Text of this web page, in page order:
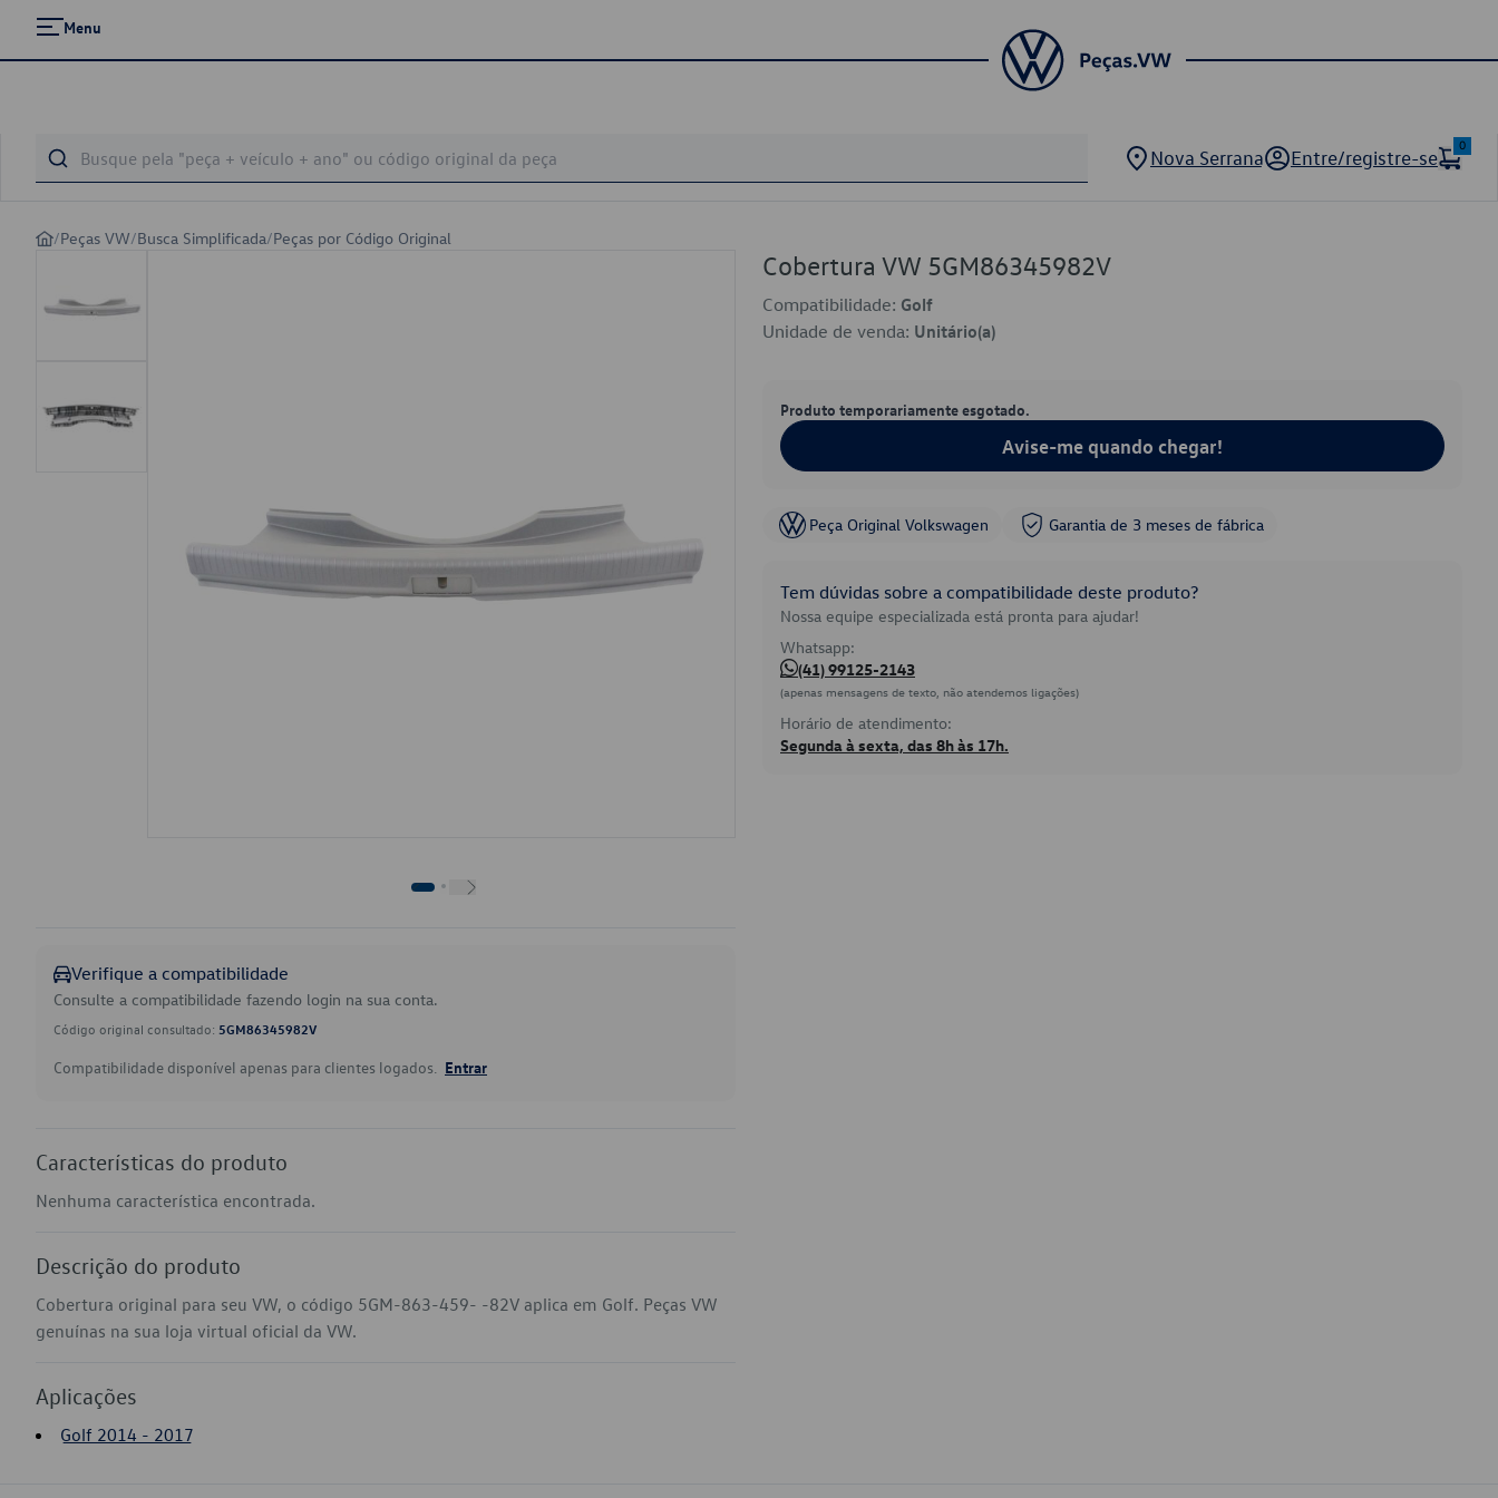
Menu
Nova Serrana Entre/registre-se
0
/Peças VW/Busca Simplificada/Peças por Código Original
Verifique a compatibilidade
Consulte a compatibilidade fazendo login na sua conta.
Código original consultado: 5GM86345982V
Compatibilidade disponível apenas para clientes logados. Entrar
Características do produto
Nenhuma característica encontrada.
Descrição do produto
Cobertura original para seu VW, o código 5GM-863-459- -82V aplica em Golf. Peças VW
genuínas na sua loja virtual oficial da VW.
Aplicações
Golf 2014 - 2017
Cobertura VW 5GM86345982V
Compatibilidade: Golf
Unidade de venda: Unitário(a)
Produto temporariamente esgotado.
Avise-me quando chegar!
Peça Original Volkswagen Garantia de 3 meses de fábrica
Tem dúvidas sobre a compatibilidade deste produto?
Nossa equipe especializada está pronta para ajudar!
Whatsapp:
(41) 99125-2143
(apenas mensagens de texto, não atendemos ligações)
Horário de atendimento:
Segunda à sexta, das 8h às 17h.